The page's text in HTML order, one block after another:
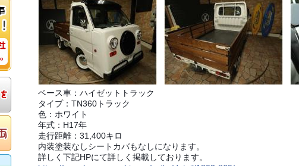
ベース車：ハイゼットトラック
タイプ：TN360トラック
色：ホワイト
年式：H17年
走行距離：31,400キロ
内装塗装なしシートカバもなしになります。
詳しく下記HPにて詳しく掲載しております。